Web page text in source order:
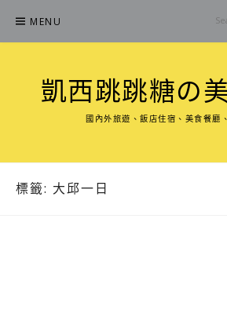
content
MENU
凱西跳跳糖の
國內外旅遊、飯店住宿、美食餐廳
標籤: 大邱一日